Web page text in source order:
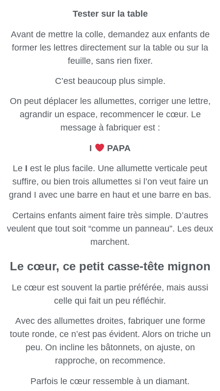
Tester sur la table
Avant de mettre la colle, demandez aux enfants de
former les lettres directement sur la table ou sur la
feuille, sans rien fixer.
C’est beaucoup plus simple.
On peut déplacer les allumettes, corriger une lettre,
agrandir un espace, recommencer le cœur. Le
message à fabriquer est :
I PAPA
Le I est le plus facile. Une allumette verticale peut
suffire, ou bien trois allumettes si l’on veut faire un
grand I avec une barre en haut et une barre en bas.
Certains enfants aiment faire très simple. D’autres
veulent que tout soit “comme un panneau”. Les deux
marchent.
Le cœur, ce petit casse-tête mignon
Le cœur est souvent la partie préférée, mais aussi
celle qui fait un peu réfléchir.
Avec des allumettes droites, fabriquer une forme
toute ronde, ce n’est pas évident. Alors on triche un
peu. On incline les bâtonnets, on ajuste, on
rapproche, on recommence.
Parfois le cœur ressemble à un diamant.